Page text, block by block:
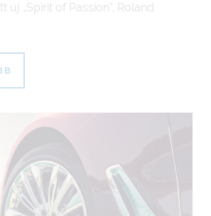
„Spirit of Passion”. Roland